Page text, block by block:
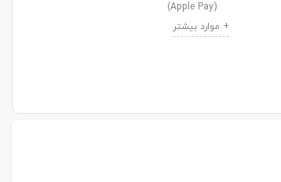
(Apple Pay)